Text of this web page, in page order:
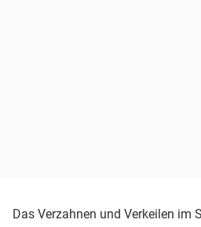
Das Verzahnen und Verkeilen im